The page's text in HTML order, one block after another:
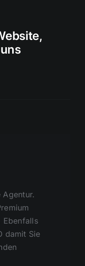
Ebenfalls
damit Sie